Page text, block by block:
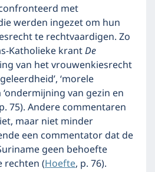
met
werden ingezet om hun
te rechtvaardigen. Zo
Katholieke krantDe
van het vrouwenkiesrecht
‘morele
van gezin en
75). Andere commentaren
maar niet minder
een commentator dat de
geen behoefte
rechten (Hoefte, p. 76).